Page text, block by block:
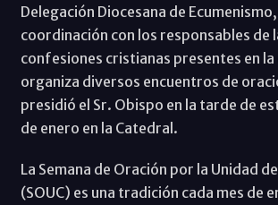
Delegación Diocesana de
coordinación con los responsables de
confesiones cristianas presentes en la
organiza diversos encuentros de
presidió el Sr. Obispo en la tarde de
de enero en la Catedral.
La Semana de Oración por la Unidad
(SOUC) es una tradición cada mes de